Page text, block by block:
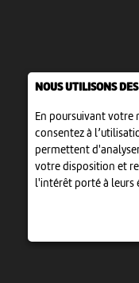
NOUS UTILISONS
En poursuivant votre
consentez à
permettent
votre disposition et
l'intérêt porté à leurs